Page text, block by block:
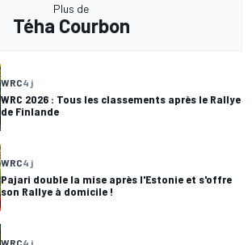
Plus de
Téha Courbon
WRC4 j
WRC 2026 : Tous les classements après le Rallye
de Finlande
WRC4 j
Pajari double la mise après l'Estonie et s'offre
son Rallye à domicile !